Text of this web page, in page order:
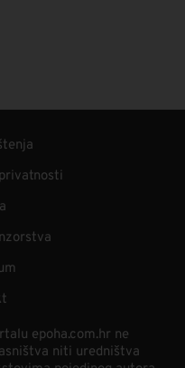
epoha.com.hr ne
niti uredništva